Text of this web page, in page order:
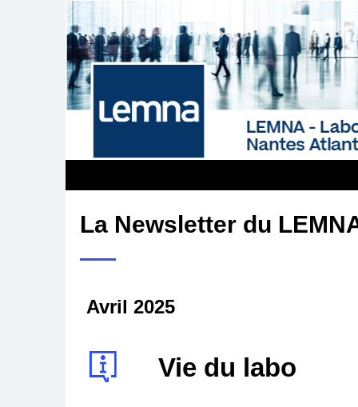
La Newsletter du
Avril 2025
Vie du labo